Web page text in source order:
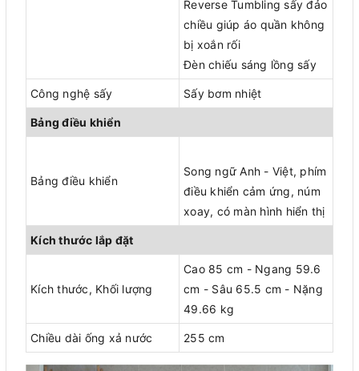
Reverse Tumbling sấy đảo
chiều giúp áo quần không
bị xoắn rối
Đèn chiếu sáng lồng sấy
Công nghệ sấy Sấy bơm nhiệt
Bảng điều khiển
Bảng điều khiển
Song ngữ Anh - Việt, phím
điều khiển cảm ứng, núm
xoay, có màn hình hiển thị
Kích thước lắp đặt
Kích thước, Khối lượng
Cao 85 cm - Ngang 59.6
cm - Sâu 65.5 cm - Nặng
49.66 kg
Chiều dài ống xả nước 255 cm